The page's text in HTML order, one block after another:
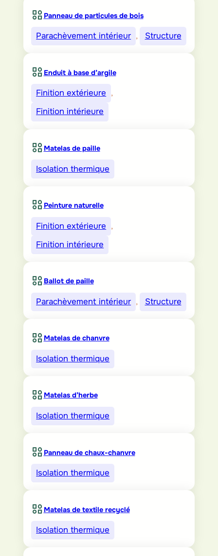
Panneau de particules de bois
Parachèvement intérieur , Structure
Enduit à base d’argile
Finition extérieure ,
Finition intérieure
Matelas de paille
Isolation thermique
Peinture naturelle
Finition extérieure ,
Finition intérieure
Ballot de paille
Parachèvement intérieur , Structure
Matelas de chanvre
Isolation thermique
Matelas d’herbe
Isolation thermique
Panneau de chaux-chanvre
Isolation thermique
Matelas de textile recyclé
Isolation thermique